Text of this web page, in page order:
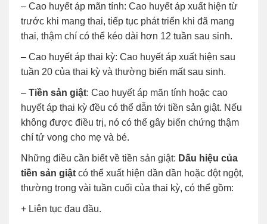
– Cao huyết áp mãn tính: Cao huyết áp xuất hiện từ
trước khi mang thai, tiếp tục phát triển khi đã mang
thai, thậm chí có thể kéo dài hơn 12 tuần sau sinh.
– Cao huyết áp thai kỳ: Cao huyết áp xuất hiện sau
tuần 20 của thai kỳ và thường biến mất sau sinh.
– Tiền sản giật: Cao huyết áp mãn tính hoặc cao
huyết áp thai kỳ đều có thể dẫn tới tiền sản giật. Nếu
không được điều trị, nó có thể gây biến chứng thậm
chí tử vong cho mẹ và bé.
Những điều cần biết về tiền sản giật: Dấu hiệu của
tiền sản giật có thể xuất hiện dần dần hoặc đột ngột,
thường trong vài tuần cuối của thai kỳ, có thể gồm:
+ Liên tục đau đầu.